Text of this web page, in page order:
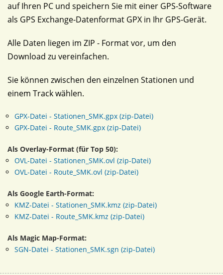
auf Ihren PC und speichern Sie mit einer GPS-Software
als GPS Exchange-Datenformat GPX in Ihr GPS-Gerät.
Alle Daten liegen im ZIP - Format vor, um den
Download zu vereinfachen.
Sie können zwischen den einzelnen Stationen und
einem Track wählen.
GPX-Datei - Stationen_SMK.gpx (zip-Datei)
GPX-Datei - Route_SMK.gpx (zip-Datei)
Als Overlay-Format (für Top 50):
OVL-Datei - Stationen_SMK.ovl (zip-Datei)
OVL-Datei - Route_SMK.ovl (zip-Datei)
Als Google Earth-Format:
KMZ-Datei - Stationen_SMK.kmz (zip-Datei)
KMZ-Datei - Route_SMK.kmz (zip-Datei)
Als Magic Map-Format:
SGN-Datei - Stationen_SMK.sgn (zip-Datei)